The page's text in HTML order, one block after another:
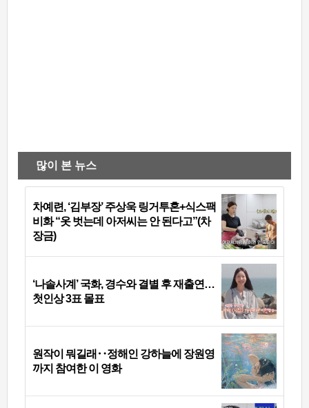
많이 본 뉴스
차예련, ‘김부장’ 주상욱 링거투혼+식스팩
비화 “옷 벗는데 아저씨는 안 된다고”(차
장금)
‘나솔사계’ 국화, 경수와 결별 후 재출연…
첫인상 3표 몰표
원작이 뭐길래‥정해인 강하늘에 장원영
까지 참여한 이 영화